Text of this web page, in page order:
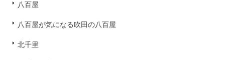
八百屋
八百屋が気になる吹田の八百屋
北千里